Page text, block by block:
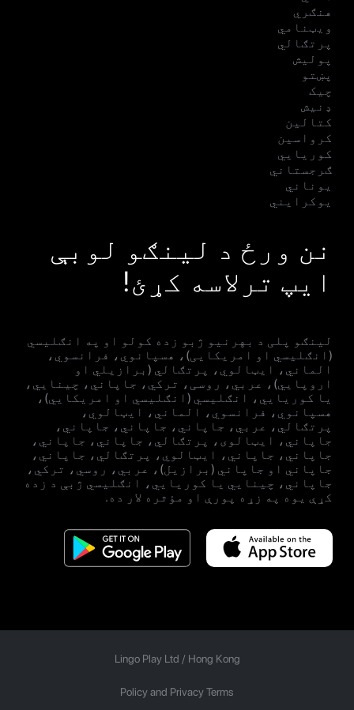
هنګري
ویټنامي
پرتګالي
پولیش
پښتو
چیک
ډنیش
کتالین
کرواسین
کوریایي
ګرجستاني
یوناني
یوکرایني
نن ورځ د لینګو لوبې
ایپ ترلاسه کړئ!
لینګو پلی د بهرنیو ژبو زده کولو او په انګلیسي
(انګلیسي او امریکایی)، هسپانوي، فرانسوي،
الماني، ایټالوي، پرتګالي (برازیلي او
اروپايي)، عربي، روسی، ترکي، جاپاني، چینایي،
یا کوریايي، انګلیسي (انګلیسي او امریکایي)،
هسپانوي، فرانسوي، الماني، ایټالوي،
پرتګالي، عربي، جاپاني، جاپاني، جاپاني،
جاپاني، ایټالوی، پرتګالي، جاپاني، جاپاني،
جاپاني، جاپاني، ایټالوي، پرتګالي، جاپاني،
جاپاني او جاپاني (برازيل)، عربي، روسي، ترکي،
جاپاني، چینايي یا کوریايي، انګلیسي ژبې د زده
کړې یوه په زړه پورې او مؤثره لار ده.
Lingo Play Ltd / Hong Kong
Policy and Privacy Terms